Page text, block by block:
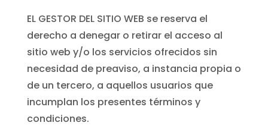
EL GESTOR DEL SITIO WEB se reserva el
derecho a denegar o retirar el acceso al
sitio web y/o los servicios ofrecidos sin
necesidad de preaviso, a instancia propia o
de un tercero, a aquellos usuarios que
incumplan los presentes términos y
condiciones.